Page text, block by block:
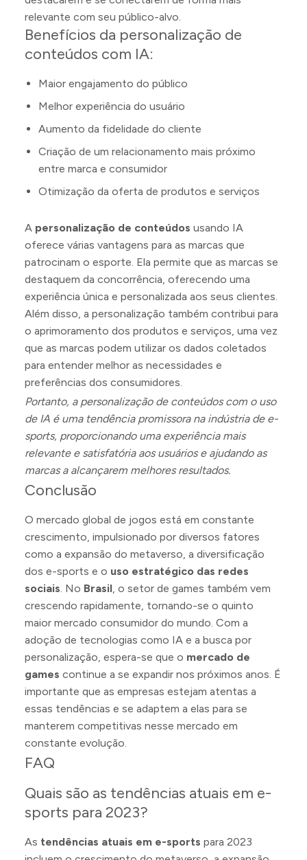
relevante com seu público-alvo.
Benefícios da personalização de
conteúdos com IA:
Maior engajamento do público
Melhor experiência do usuário
Aumento da fidelidade do cliente
Criação de um relacionamento mais próximo
entre marca e consumidor
Otimização da oferta de produtos e serviços
A personalização de conteúdos usando IA
oferece várias vantagens para as marcas que
patrocinam o esporte. Ela permite que as marcas se
destaquem da concorrência, oferecendo uma
experiência única e personalizada aos seus clientes.
Além disso, a personalização também contribui para
o aprimoramento dos produtos e serviços, uma vez
que as marcas podem utilizar os dados coletados
para entender melhor as necessidades e
preferências dos consumidores.
Portanto, a personalização de conteúdos com o uso
de IA é uma tendência promissora na indústria de e-
sports, proporcionando uma experiência mais
relevante e satisfatória aos usuários e ajudando as
marcas a alcançarem melhores resultados.
Conclusão
O mercado global de jogos está em constante
crescimento, impulsionado por diversos fatores
como a expansão do metaverso, a diversificação
dos e-sports e o uso estratégico das redes
sociais. No Brasil, o setor de games também vem
crescendo rapidamente, tornando-se o quinto
maior mercado consumidor do mundo. Com a
adoção de tecnologias como IA e a busca por
personalização, espera-se que o mercado de
games continue a se expandir nos próximos anos. É
importante que as empresas estejam atentas a
essas tendências e se adaptem a elas para se
manterem competitivas nesse mercado em
constante evolução.
FAQ
Quais são as tendências atuais em e-
sports para 2023?
As tendências atuais em e-sports para 2023